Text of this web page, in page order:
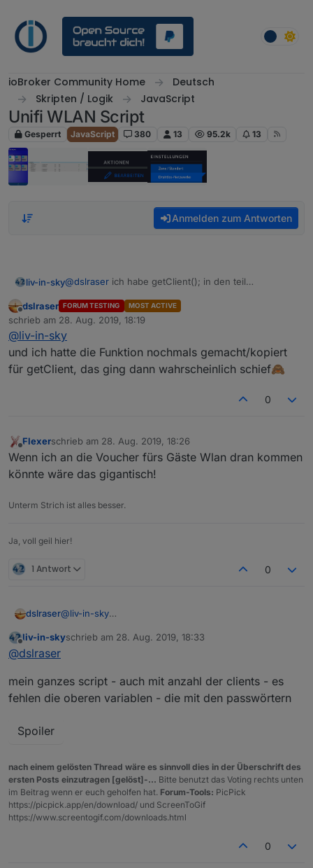
ioBroker Community Home
Deutsch
Skripten / Logik
JavaScript
Unifi WLAN Script
Gesperrt JavaScript 380 13 95.2k 13
Anmelden zum Antworten
liv-in-sky@dslraser
nur ich mach das alle 20 minuten
setInterval(async () => {
    getStatus();
    setTimeout(function () {
   getClients();
   /* let state = await getStatus();
Offline
dslraser FORUM TESTING MOST ACTIVE
schrieb am 28. Aug. 2019, 18:19
zuletzt editiert von
@liv-in-sky
und ich hatte die Funktion nochmals gemacht/kopiert
für getClient, das ging dann wahrscheinlich schief🙈
0
Offline
Flexerschrieb am 28. Aug. 2019, 18:26
zuletzt editiert von
Wenn ich an die Voucher fürs Gäste Wlan dran kommen
könnte wäre das gigantisch!
Unterm Strich ist alles besser.
Ja, voll geil hier!
1 Antwort 0
dslraser@liv-in-sky
nun wollte ich diese Liste mit dem gleichen Befehl alle
10 Sekunden aktualisieren, aber dazu bin ich iwi zu
Offline
liv-in-skyschrieb am 28. Aug. 2019, 18:33
zuletzt editiert von
@dslraser
mein ganzes script - auch mit anzahl der clients - es
fehlen die oberen variablen - die mit den passwörtern
Spoiler
nach einem gelösten Thread wäre es sinnvoll dies in der Überschrift des
ersten Posts einzutragen [gelöst]-... Bitte benutzt das Voting rechts unten
im Beitrag wenn er euch geholfen hat. Forum-Tools: PicPick
https://picpick.app/en/download/ und ScreenToGif
https://www.screentogif.com/downloads.html
0